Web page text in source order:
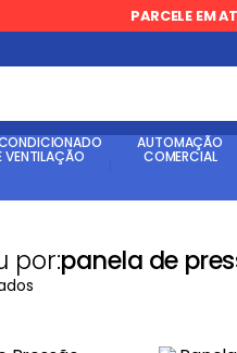
PARCELE EM
VENTILAÇÃO
AUTOMAÇÃO
COMERCIAL
por:panela de